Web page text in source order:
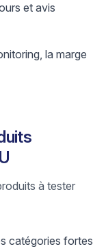
et avis
la marge
à tester
catégories fortes